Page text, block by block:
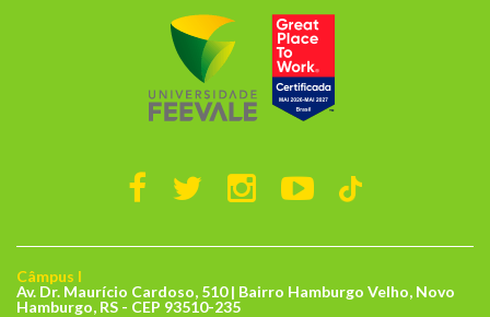
Câmpus I
Av. Dr. Maurício Cardoso, 510 | Bairro Hamburgo Velho, Novo
Hamburgo, RS - CEP 93510-235